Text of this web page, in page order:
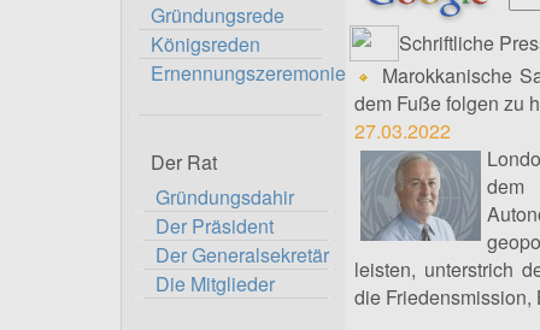
Gründungsrede
Königsreden
Ernennungszeremonie
Der Rat
Gründungsdahir
Der Präsident
Der Generalsekretär
Die Mitglieder
Schriftliche
Marokkanische
dem Fuße folgen zu
27.03.2022
dem
leisten, unterstrich
die Friedensmission,